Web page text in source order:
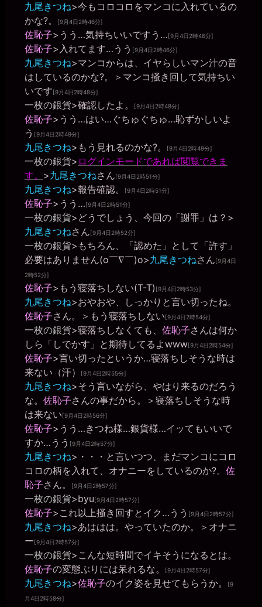
九尾きつね>今もコロコロをマンコに入れているの
かな?。
[9月4日2時46分]
佐恥子>うう…気持ちいいですう…[9月4日2時46分]
佐恥子>入れてます…うう [9月4日2時46分]
九尾きつね>マンコからは、イヤらしいマン汁の音
はしているのかな?。＞マンコ掻き回して気持ちい
いです[9月4日2時48分]
一枚の銀貨>確認したよ。 [9月4日2時48分]
佐恥子>うう…はい…ぐちゅぐちゅ…恥ずかしいよ
う [9月4日2時49分]
九尾きつね>もう見れるのかな?。 [9月4日2時49分]
一枚の銀貨> ログインモードであれば閲覧できま
す。 >九尾きつねさん[9月4日2時51分]
九尾きつね>報告確認。 [9月4日2時51分]
佐恥子>うう…[9月4日2時51分]
一枚の銀貨>どうでしょう、今回の「謝罪」は？>
九尾きつねさん[9月4日2時52分]
一枚の銀貨>もちろん、「認めた」として「許す」
必要はありません(o￣∇￣)o>九尾きつねさん[9月4日
2時52分]
佐恥子>もう寝落ちしない(T-T) [9月4日2時53分]
九尾きつね>おやおや、しっかりと言い切ったね。
佐恥子さん。＞もう寝落ちしない[9月4日2時54分]
一枚の銀貨>寝落ちしなくても、 佐恥子さんは何か
しら「しでかす」と期待してるよwww[9月4日2時54分]
佐恥子>言い切ったというか…寝落ちしそうな時は
来ない（汗）
[9月4日2時55分]
九尾きつね>そう言いながら、やはり来るのだろう
な。 佐恥子さんの事だから。＞寝落ちしそうな時
は来ない[9月4日2時56分]
佐恥子>うう…きつね様…銀貨様…イッてもいいで
すか…うう [9月4日2時57分]
九尾きつね>・・・と言いつつ、まだマンコにコロ
コロの柄を入れて、オナニーをしているのか?。 佐
恥子さん。 [9月4日2時57分]
一枚の銀貨>byu[9月4日2時57分]
佐恥子>これ以上掻き回すとイク…うう [9月4日2時57分]
九尾きつね>あははは。やっていたのか。＞オナニ
ー[9月4日2時57分]
一枚の銀貨>こんな短時間でイキそうになるとは。
佐恥子の変態ぶりには呆れるな。 [9月4日2時57分]
九尾きつね>佐恥子のイク姿を見せてもらうか。
[9
月4日2時58分]
一枚の銀貨
2026年6月28日 - 20:37
しょうがないヤツめ。そのままオナニーで逝きたかったら、第２公
民館へ連れ込んでやる。
一枚の銀貨
2026年6月28日 - 20:37
https://b-crystal.org/mote/chat/23442.html
miiki0119
2026年6月28日 - 20:38
ああ。。はい。。
一枚の銀貨
2026年6月28日 - 22:10
投稿できた！
一枚の銀貨
2026年6月28日 - 22:10
ではでは～(´∀｀*)ﾉｼ ﾊﾞｲﾊﾞｲ
miiki0119
2026年6月28日 - 22:11
一枚の銀貨様、おやすみなさい。。
miiki0119
2026年7月1日 - 18:35
Dr-D様、こんばんは
miiki0119
2026年7月1日 - 23:23
BZM研究所様、こんばんは
一枚の銀貨
2026年7月7日 - 12:15
こんにちは～(・∀・)
一枚の銀貨
2026年7月7日 - 12:15
いろいろと大変な一週間でした……。
一枚の銀貨
2026年7月7日 - 12:16
14時頃まで作業しています。
一枚の銀貨
2026年7月12日 - 19:28
夕飯前に、少し作業しています。
一枚の銀貨
2026年7月12日 - 20:58
ではでは～(´∀｀*)ﾉｼ
maskside
2026年7月14日 - 19:42
新たに登録しました。 韓国人です. よろしくお願いします
いちのい一枚の銀貨
こんばんは～(´∀｀)
いちのい一枚の銀貨
2026年7月14日 - 19:48
21時頃まで作業しています。
いちのい一枚の銀貨